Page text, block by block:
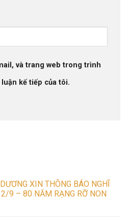
và trang web trong trình
kế tiếp của tôi.
XIN THÔNG BÁO NGHĨ
2/9 – 80 NĂM RẠNG RỠ NON